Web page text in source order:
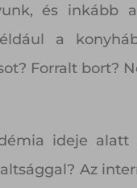
és inkább
a
Forralt bort?
ideje
Az